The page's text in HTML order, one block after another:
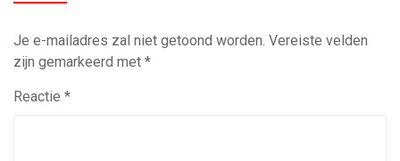
Je e-mailadres zal niet getoond worden. Vereiste velden
zijn gemarkeerd met *
Reactie *